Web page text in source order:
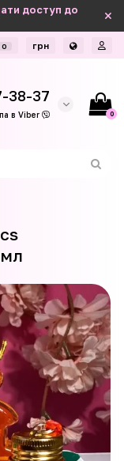
доступ до
0 грн
38-37
в Viber 0